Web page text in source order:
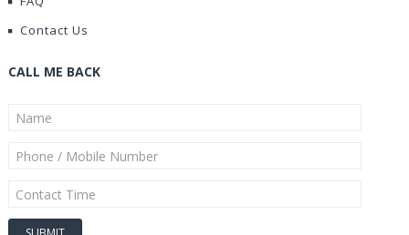
Contact Us
CALL ME BACK